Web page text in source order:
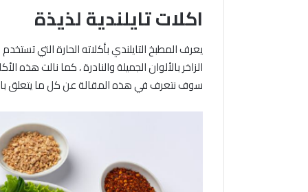
اكلات تايلندية لذيذة
يعرف المطبخ التايلندي بأكلاته الحارة التي
الزاخر بالألوان الجميلة والنادرة ، كما نالت
سوف نتعرف في هذه المقالة عن كل ما يتعلق